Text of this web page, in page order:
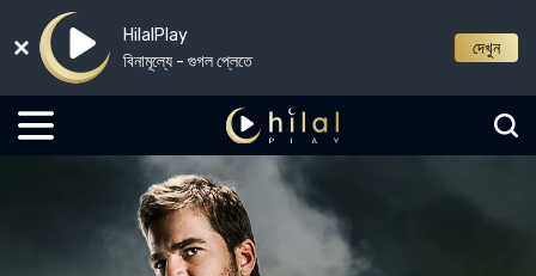
HilalPlay
বিনামূল্যে - গুগল প্লেতে
দেখুন